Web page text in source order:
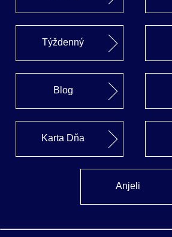
Týždenný
Blog
Karta Dňa
Anjeli